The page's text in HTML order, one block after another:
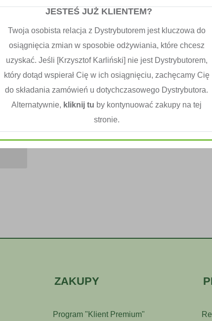
ZAKUPY
Program "Klient Premium"
JESTEŚ JUŻ KLIENTEM?
Twoja osobista relacja z Dystrybutorem jest kluczowa do
osiągnięcia zmian w sposobie odżywiania, które chcesz
uzyskać. Jeśli [Krzysztof Karliński] nie jest Dystrybutorem,
który dotąd wspierał Cię w ich osiągnięciu, zachęcamy Cię
do składania zamówień u dotychczasowego Dystrybutora.
Alternatywnie, kliknij tu by kontynuować zakupy na tej
stronie.